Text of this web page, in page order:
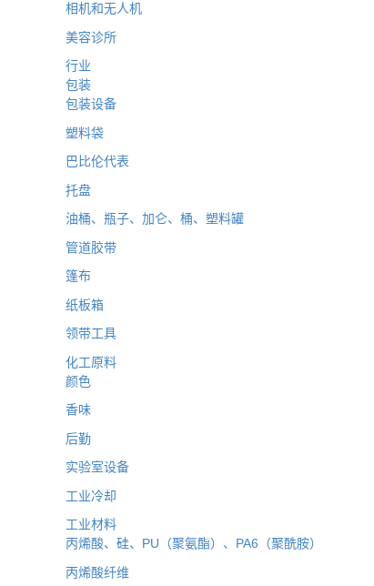
相机和无人机
美容诊所
行业
包装
包装设备
塑料袋
巴比伦代表
托盘
油桶、瓶子、加仑、桶、塑料罐
管道胶带
篷布
纸板箱
领带工具
化工原料
颜色
香味
后勤
实验室设备
工业冷却
工业材料
丙烯酸、硅、PU（聚氨酯）、PA6（聚酰胺）
丙烯酸纤维